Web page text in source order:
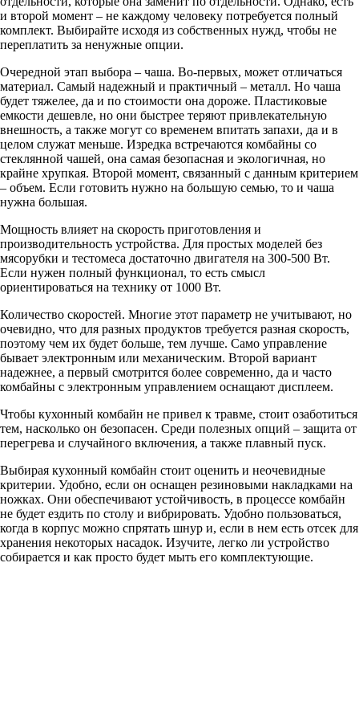
и второй момент – не каждому человеку потребуется полный
комплект. Выбирайте исходя из собственных нужд, чтобы не
переплатить за ненужные опции.
Очередной этап выбора – чаша. Во-первых, может отличаться
материал. Самый надежный и практичный – металл. Но чаша
будет тяжелее, да и по стоимости она дороже. Пластиковые
емкости дешевле, но они быстрее теряют привлекательную
внешность, а также могут со временем впитать запахи, да и в
целом служат меньше. Изредка встречаются комбайны со
стеклянной чашей, она самая безопасная и экологичная, но
крайне хрупкая. Второй момент, связанный с данным критерием
– объем. Если готовить нужно на большую семью, то и чаша
нужна большая.
Мощность влияет на скорость приготовления и
производительность устройства. Для простых моделей без
мясорубки и тестомеса достаточно двигателя на 300-500 Вт.
Если нужен полный функционал, то есть смысл
ориентироваться на технику от 1000 Вт.
Количество скоростей. Многие этот параметр не учитывают, но
очевидно, что для разных продуктов требуется разная скорость,
поэтому чем их будет больше, тем лучше. Само управление
бывает электронным или механическим. Второй вариант
надежнее, а первый смотрится более современно, да и часто
комбайны с электронным управлением оснащают дисплеем.
Чтобы кухонный комбайн не привел к травме, стоит озаботиться
тем, насколько он безопасен. Среди полезных опций – защита от
перегрева и случайного включения, а также плавный пуск.
Выбирая кухонный комбайн стоит оценить и неочевидные
критерии. Удобно, если он оснащен резиновыми накладками на
ножках. Они обеспечивают устойчивость, в процессе комбайн
не будет ездить по столу и вибрировать. Удобно пользоваться,
когда в корпус можно спрятать шнур и, если в нем есть отсек для
хранения некоторых насадок. Изучите, легко ли устройство
собирается и как просто будет мыть его комплектующие.